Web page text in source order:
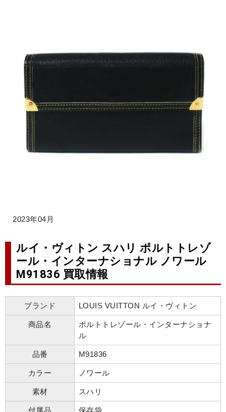
2023年04月
ルイ・ヴィトン スハリ ポルトトレゾ
ール・インターナショナル ノワール
M91836 買取情報
ブランド LOUIS VUITTON ルイ・ヴィトン
商品名
ポルトトレゾール・インターナショナ
ル
品番 M91836
カラー ノワール
素材 スハリ
付属品 保存袋